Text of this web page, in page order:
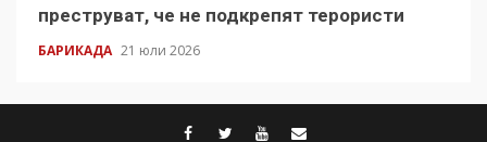
преструват, че не подкрепят терористи
БАРИКАДА 21 юли 2026
facebook
twitter
youtube